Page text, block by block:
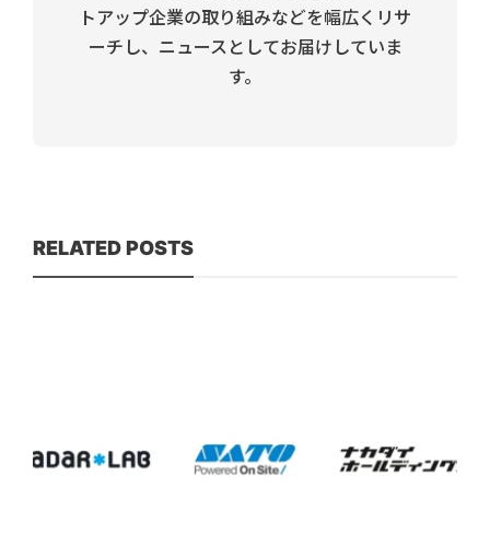
トアップ企業の取り組みなどを幅広くリサ
ーチし、ニュースとしてお届けしていま
す。
RELATED POSTS